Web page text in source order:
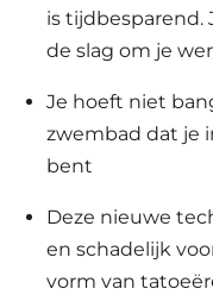
is tijdbesparend.
de slag om je
Je hoeft niet
zwembad dat je
bent
Deze nieuwe
en schadelijk
vorm van